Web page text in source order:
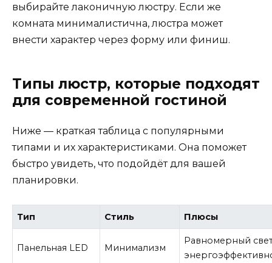
выбирайте лаконичную люстру. Если же
комната минималистична, люстра может
внести характер через форму или финиш.
Типы люстр, которые подходят
для современной гостиной
Ниже — краткая таблица с популярными
типами и их характеристиками. Она поможет
быстро увидеть, что подойдёт для вашей
планировки.
Тип Стиль Плюсы
Панельная LED Минимализм
Равномерный